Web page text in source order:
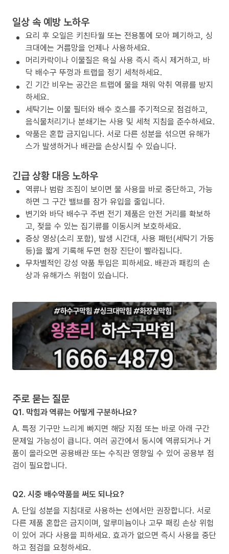
일상 속 예방 노하우
요리 후 오일은 키친타월 또는 전용통에 모아 폐기하고, 싱
크대에는 거름망을 언제나 사용하세요.
머리카락이나 이물질은 욕실 사용 즉시 즉시 제거하고, 바
닥 배수구 뚜껑과 트랩을 정기 세척하세요.
긴 기간 비우는 공간은 트랩에 물을 채워 악취 역류를 방지
하세요.
세탁기는 이물 필터와 배수 호스를 주기적으로 점검하고,
음식물처리기나 분쇄기는 사용 및 세척 지침을 준수하세요.
약품은 혼합 금지입니다. 서로 다른 성분을 섞으면 유해가
스가 발생하거나 배관을 손상시킬 수 있습니다.
긴급 상황 대응 노하우
역류나 범람 조짐이 보이면 물 사용을 바로 중단하고, 가능
하면 그 구간 밸브를 잠가 유입을 줄입니다.
변기와 바닥 배수구 주변 전기 제품은 안전 거리를 확보하
고, 젖을 수 있는 집기류를 이동시켜 보호하세요.
증상 영상(소리 포함), 발생 시간대, 사용 패턴(세탁기 가동
등)을 짧게 기록해 두면 현장 진단이 빨라집니다.
무차별적인 강성 약품 투입은 피하세요. 배관과 패킹의 손
상과 유해가스 위험이 있습니다.
주로 묻는 질문
Q1. 막힘과 역류는 어떻게 구분하나요?
A. 특정 기구만 느리게 빠지면 해당 지점 또는 바로 아래 구간
문제일 가능성이 큽니다. 여러 공간에서 동시에 역류되거나 거
품이 올라오면 공용배관 또는 수직관 영향일 수 있어 공용부 점
검이 필요합니다.
Q2. 시중 배수약품을 써도 되나요?
A. 단일 성분을 지침대로 사용하는 선에서만 권장합니다. 서로
다른 제품 혼합은 금지이며, 알루미늄이나 고무 패킹 손상 위험
이 있어 과다 사용을 피하세요. 효과가 없으면 즉시 사용을 중단
하고 점검을 요청하세요.